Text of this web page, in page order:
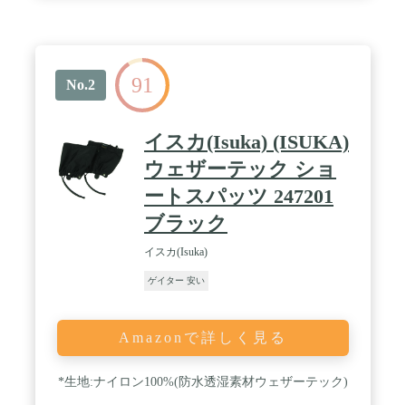
ら靴底にまわし、バックルで締めると完成です。お
釣り、芝刈り、砂利道・悪路、雪山での歩行などご
活用いただけます
No.2 91
イスカ(Isuka) (ISUKA)
ウェザーテック ショ
ートスパッツ 247201
ブラック
イスカ(Isuka)
ゲイター 安い
Amazonで詳しく見る
*生地:ナイロン100%(防水透湿素材ウェザーテック)